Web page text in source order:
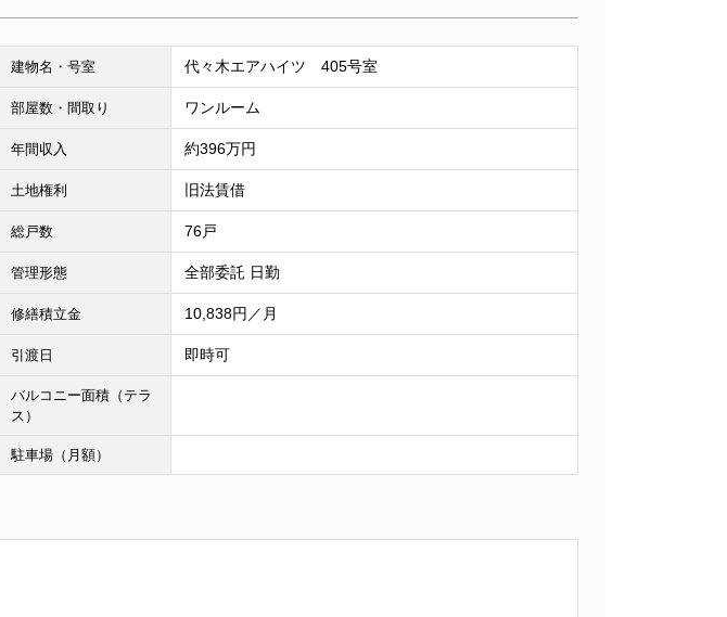
建物名・号室 代々木エアハイツ 405号室
部屋数・間取り ワンルーム
年間収入 約396万円
土地権利 旧法賃借
総戸数 76戸
管理形態 全部委託 日勤
修繕積立金 10,838円／月
引渡日 即時可
バルコニー面積（テラ
ス）
駐車場（月額）